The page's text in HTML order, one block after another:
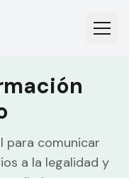
para comunicar
a la legalidad y